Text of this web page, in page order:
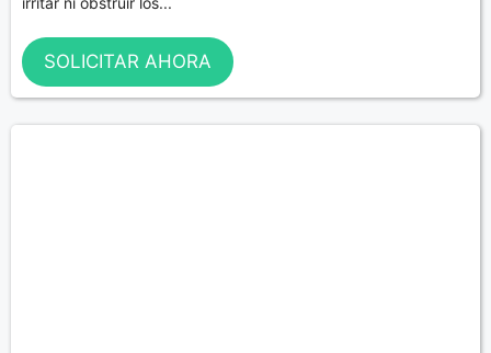
SOLICITAR AHORA